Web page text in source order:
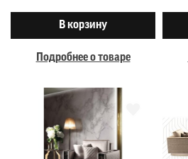
В корзину
Подробнее о товаре